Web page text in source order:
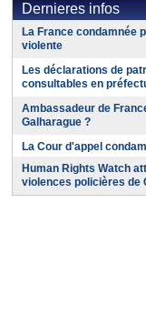
Dernieres infos
La France condamnée
violente
Les déclarations de
consultables en
Ambassadeur de
Galharague ?
La Cour d'appel
Human Rights Watch
violences policières de